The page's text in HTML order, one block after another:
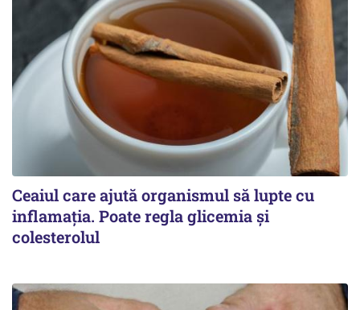
Ceaiul care ajută organismul să lupte cu
inflamația. Poate regla glicemia și
colesterolul